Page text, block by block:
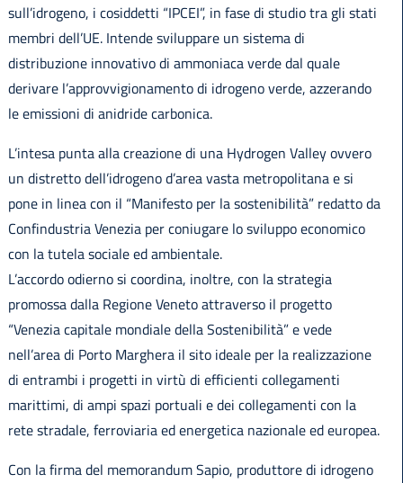
sull’idrogeno, i cosiddetti “IPCEI”, in fase di studio tra gli stati
membri dell’UE. Intende sviluppare un sistema di
distribuzione innovativo di ammoniaca verde dal quale
derivare l’approvvigionamento di idrogeno verde, azzerando
le emissioni di anidride carbonica.
L’intesa punta alla creazione di una Hydrogen Valley ovvero
un distretto dell’idrogeno d’area vasta metropolitana e si
pone in linea con il “Manifesto per la sostenibilità” redatto da
Confindustria Venezia per coniugare lo sviluppo economico
con la tutela sociale ed ambientale.
L’accordo odierno si coordina, inoltre, con la strategia
promossa dalla Regione Veneto attraverso il progetto
“Venezia capitale mondiale della Sostenibilità” e vede
nell’area di Porto Marghera il sito ideale per la realizzazione
di entrambi i progetti in virtù di efficienti collegamenti
marittimi, di ampi spazi portuali e dei collegamenti con la
rete stradale, ferroviaria ed energetica nazionale ed europea.
Con la firma del memorandum Sapio, produttore di idrogeno